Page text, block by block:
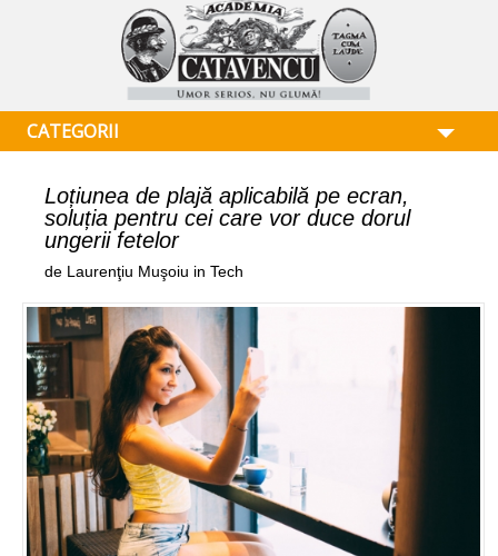
CATEGORII
Loțiunea de plajă aplicabilă pe ecran,
soluția pentru cei care vor duce dorul
ungerii fetelor
de Laurenţiu Muşoiu in Tech